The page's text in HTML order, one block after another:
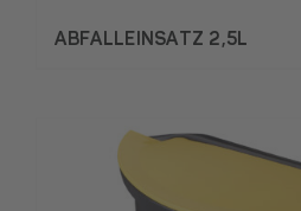
ABFALLEINSATZ 2,5L